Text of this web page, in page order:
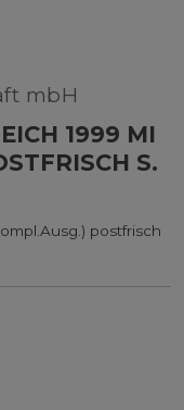
mbH
1999 MI
S.
postfrisch